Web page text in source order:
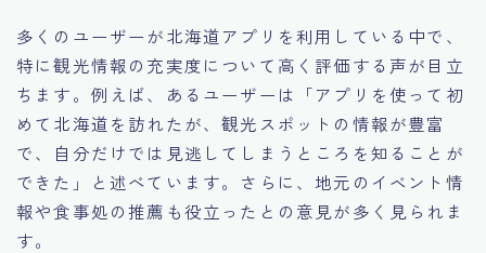
多くのユーザーが北海道アプリを利用している中で、
特に観光情報の充実度について高く評価する声が目立
ちます。例えば、あるユーザーは「アプリを使って初
めて北海道を訪れたが、観光スポットの情報が豊富
で、自分だけでは見逃してしまうところを知ることが
できた」と述べています。さらに、地元のイベント情
報や食事処の推薦も役立ったとの意見が多く見られま
す。